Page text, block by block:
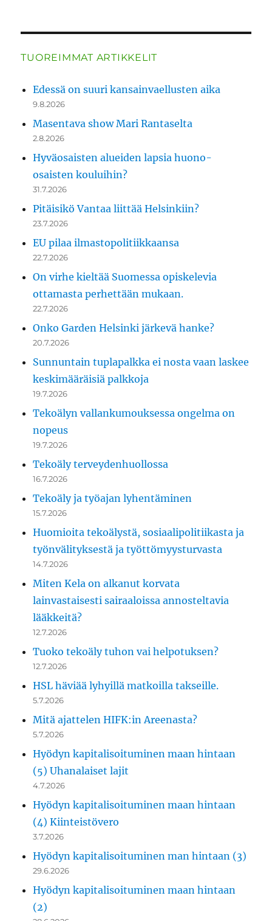
TUOREIMMAT ARTIKKELIT
Edessä on suuri kansainvaellusten aika
9.8.2026
Masentava show Mari Rantaselta
2.8.2026
Hyväosaisten alueiden lapsia huono-
osaisten kouluihin?
31.7.2026
Pitäisikö Vantaa liittää Helsinkiin?
23.7.2026
EU pilaa ilmastopolitiikkaansa
22.7.2026
On virhe kieltää Suomessa opiskelevia
ottamasta perhettään mukaan.
22.7.2026
Onko Garden Helsinki järkevä hanke?
20.7.2026
Sunnuntain tuplapalkka ei nosta vaan laskee
keskimääräisiä palkkoja
19.7.2026
Tekoälyn vallankumouksessa ongelma on
nopeus
19.7.2026
Tekoäly terveydenhuollossa
16.7.2026
Tekoäly ja työajan lyhentäminen
15.7.2026
Huomioita tekoälystä, sosiaalipolitiikasta ja
työnvälityksestä ja työttömyysturvasta
14.7.2026
Miten Kela on alkanut korvata
lainvastaisesti sairaaloissa annosteltavia
lääkkeitä?
12.7.2026
Tuoko tekoäly tuhon vai helpotuksen?
12.7.2026
HSL häviää lyhyillä matkoilla takseille.
5.7.2026
Mitä ajattelen HIFK:in Areenasta?
5.7.2026
Hyödyn kapitalisoituminen maan hintaan
(5) Uhanalaiset lajit
4.7.2026
Hyödyn kapitalisoituminen maan hintaan
(4) Kiinteistövero
3.7.2026
Hyödyn kapitalisoituminen man hintaan (3)
29.6.2026
Hyödyn kapitalisoituminen maan hintaan
(2)